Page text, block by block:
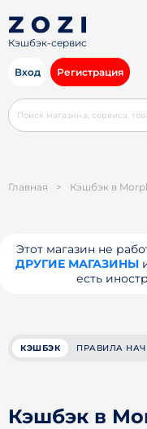
Кэшбэк-сервис
Вход Регистрация
Главная > Кэшбэк в
Этот магазин не
ДРУГИЕ МАГАЗИНЫ
есть
КЭШБЭК ПРАВИЛА
Кэшбэк в